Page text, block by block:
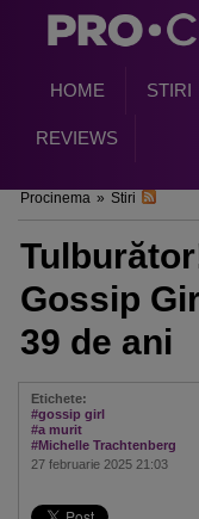
HOME STIRI
REVIEWS
Procinema » Stiri
Gossip
39 de ani
Etichete:
#gossip girl
#a murit
#Michelle Trachtenberg
27 februarie 2025 21:03